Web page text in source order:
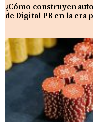
¿Cómo construyen
de Digital PR en la era